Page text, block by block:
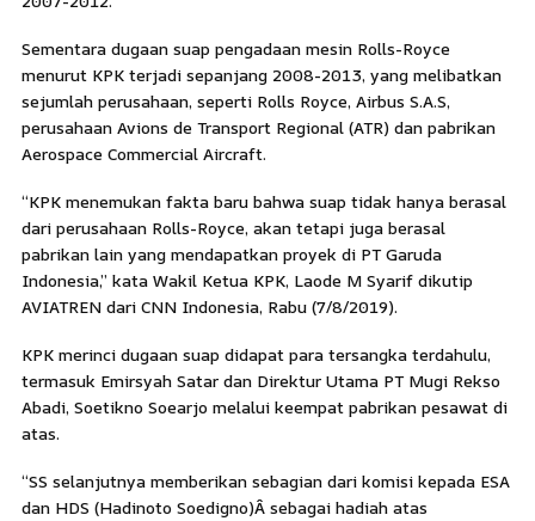
Sementara dugaan suap pengadaan mesin Rolls-Royce
menurut KPK terjadi sepanjang 2008-2013, yang melibatkan
sejumlah perusahaan, seperti Rolls Royce, Airbus S.A.S,
perusahaan Avions de Transport Regional (ATR) dan pabrikan
Aerospace Commercial Aircraft.
“KPK menemukan fakta baru bahwa suap tidak hanya berasal
dari perusahaan Rolls-Royce, akan tetapi juga berasal
pabrikan lain yang mendapatkan proyek di PT Garuda
Indonesia,” kata Wakil Ketua KPK, Laode M Syarif dikutip
AVIATREN dari CNN Indonesia, Rabu (7/8/2019).
KPK merinci dugaan suap didapat para tersangka terdahulu,
termasuk Emirsyah Satar dan Direktur Utama PT Mugi Rekso
Abadi, Soetikno Soearjo melalui keempat pabrikan pesawat di
atas.
“SS selanjutnya memberikan sebagian dari komisi kepada ESA
dan HDS (Hadinoto Soedigno)Â sebagai hadiah atas